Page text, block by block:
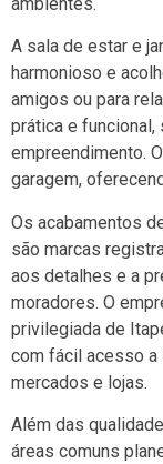
A sala de estar e
harmonioso e
amigos ou para
prática e
empreendimento.
garagem,
Os acabamentos
são marcas
aos detalhes e a
moradores. O
privilegiada de
com fácil acesso
mercados e lojas.
Além das
áreas comuns